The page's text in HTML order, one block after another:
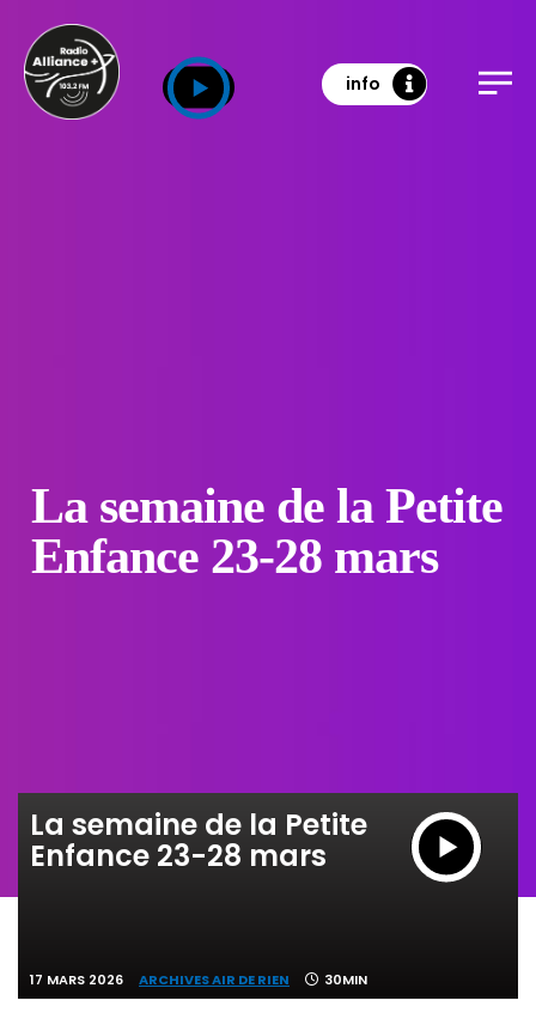
info
La semaine de la Petite
Enfance 23-28 mars
La semaine de la Petite
Enfance 23-28 mars
17 MARS 2026 ARCHIVES AIR DE RIEN 30MIN